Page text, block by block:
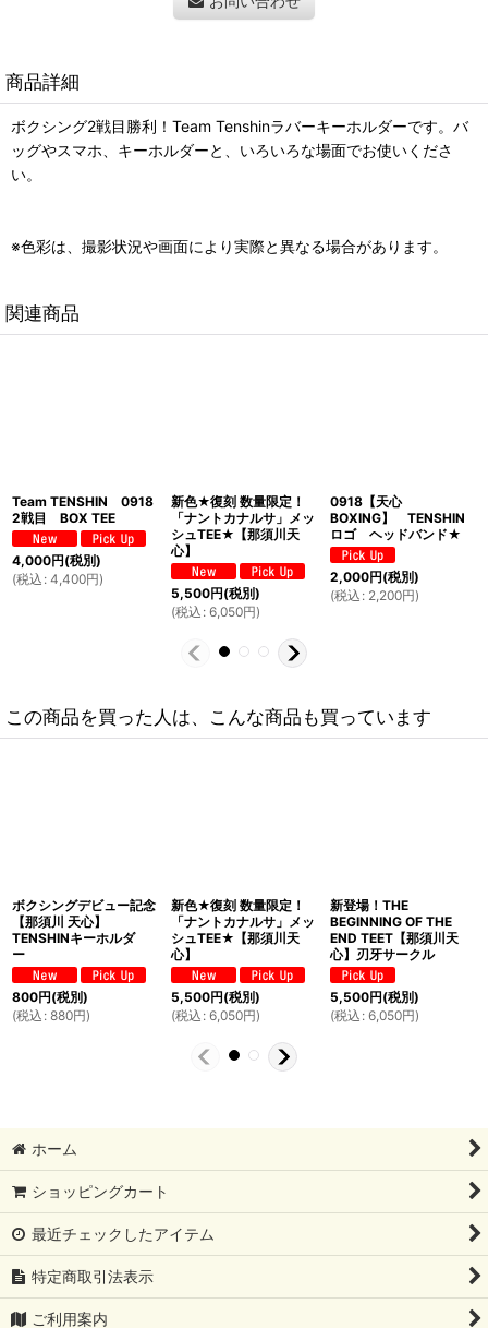
商品詳細
ボクシング2戦目勝利！Team Tenshinラバーキーホルダーです。バ
ッグやスマホ、キーホルダーと、いろいろな場面でお使いくださ
い。
※色彩は、撮影状況や画面により実際と異なる場合があります。
関連商品
Team TENSHIN 0918
2戦目 BOX TEE
4,000円(税別)
(税込 : 4,400円)
新色★復刻 数量限定！
「ナントカナルサ」メッ
シュTEE★【那須川天
心】
5,500円(税別)
(税込 : 6,050円)
0918【天心
BOXING】 TENSHIN
ロゴ ヘッドバンド★
2,000円(税別)
(税込 : 2,200円)
この商品を買った人は、こんな商品も買っています
ボクシングデビュー記念
【那須川 天心】
TENSHINキーホルダ
ー
800円(税別)
(税込 : 880円)
新色★復刻 数量限定！
「ナントカナルサ」メッ
シュTEE★【那須川天
心】
5,500円(税別)
(税込 : 6,050円)
新登場！THE
BEGINNING OF THE
END TEET【那須川天
心】刃牙サークル
5,500円(税別)
(税込 : 6,050円)
ホーム
ショッピングカート
最近チェックしたアイテム
特定商取引法表示
ご利用案内